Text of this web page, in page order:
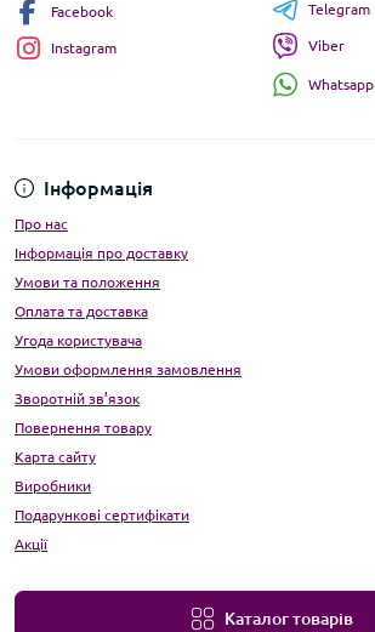
Інформація
Про нас
Інформація про доставку
Умови та положення
Оплата та доставка
Угода користувача
Умови оформлення замовлення
Зворотній зв’язок
Повернення товару
Карта сайту
Виробники
Подарункові сертифікати
Акції
Каталог товарів
Facebook
Instagram
Telegram
Viber
Whatsapp